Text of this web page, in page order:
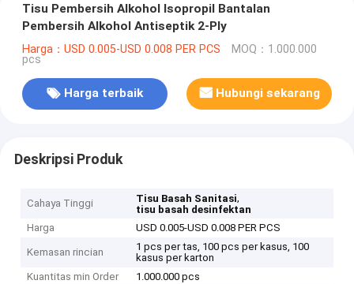
Tisu Pembersih Alkohol Isopropil Bantalan
Pembersih Alkohol Antiseptik 2-Ply
Harga：USD 0.005-USD 0.008 PER PCS MOQ：1.000.000
pcs
Harga terbaik Hubungi sekarang
Deskripsi Produk
Cahaya Tinggi Tisu Basah Sanitasi,
tisu basah desinfektan
Harga
USD 0.005-USD 0.008 PER PCS
Kemasan rincian
1 pcs per tas, 100 pcs per kasus, 100
kasus per karton
Kuantitas min Order
1.000.000 pcs